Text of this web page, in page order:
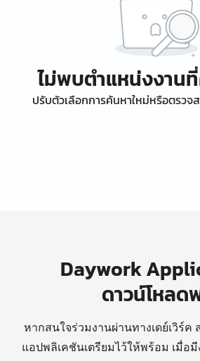
ไม่พบตำแหน่งงาน
ปรับตัวเลือกการค้นหาใหม่หรือตรวจ
Daywork
ดาวน์โหลด
หากสนใจร่วมงานผ่านทางเดย์เวิร์ค
แอปพลิเคชันเตรียมไว้ให้พร้อม เมื่อ